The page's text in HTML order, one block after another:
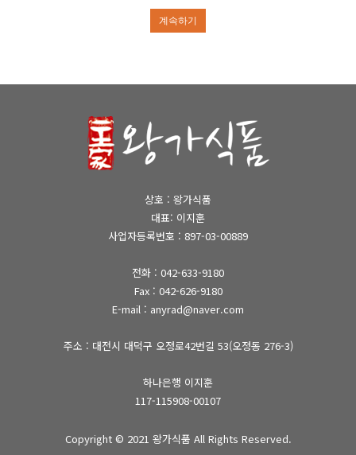
계속하기
상호 : 왕가식품
대표: 이지훈
사업자등록번호 : 897-03-00889
전화 : 042-633-9180
Fax : 042-626-9180
E-mail : anyrad@naver.com
주소 : 대전시 대덕구 오정로42번길 53(오정동 276-3)
하나은행 이지훈
117-115908-00107
Copyright © 2021 왕가식품 All Rights Reserved.